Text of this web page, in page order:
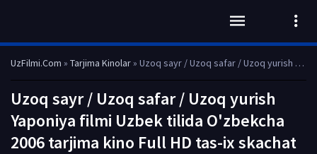
UzFilmi.Com » Tarjima Kinolar» Uzoq sayr / Uzoq safar / Uzoq yurish Yaponiya filmi Uzbek tilida O'zbekcha 2006 tarjima kino Full HD tas-ix skachat
Uzoq sayr / Uzoq safar / Uzoq yurish
Yaponiya filmi Uzbek tilida O'zbekcha
2006 tarjima kino Full HD tas-ix skachat